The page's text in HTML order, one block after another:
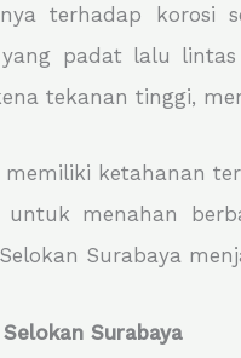
terhadap
padat lalu
tekanan tinggi,
ketahanan
untuk menahan
Surabaya
Surabaya